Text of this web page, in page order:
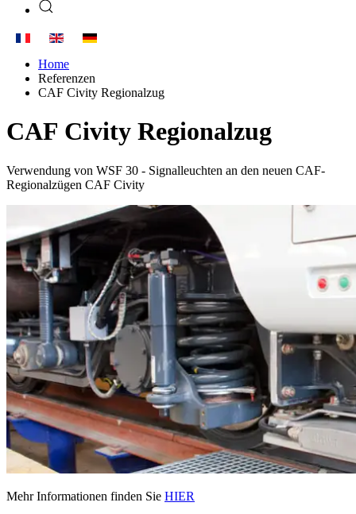
Home
Referenzen
CAF Civity Regionalzug
CAF Civity Regionalzug
Verwendung von WSF 30 - Signalleuchten an den neuen CAF-
Regionalzügen CAF Civity
Mehr Informationen finden Sie HIER